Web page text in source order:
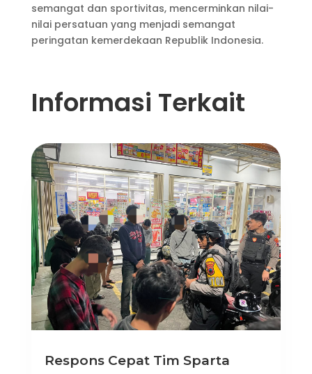
semangat dan sportivitas, mencerminkan nilai-
nilai persatuan yang menjadi semangat
peringatan kemerdekaan Republik Indonesia.
Informasi Terkait
Respons Cepat Tim Sparta